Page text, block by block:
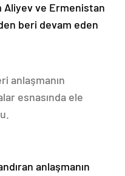
Aliyev ve Ermenistan
beri devam eden
anlaşmanın
esnasında ele
anlaşmanın